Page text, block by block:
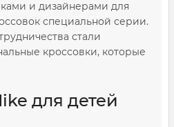
и дизайнерами для
специальной серии.
стали
кроссовки, которые
для детей